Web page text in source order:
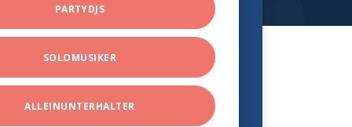
PARTYDJS
SOLOMUSIKER
ALLEINUNTERHALTER